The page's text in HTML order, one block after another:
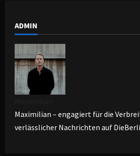
ADMIN
Maximilian – engagiert für die
verlässlicher Nachrichten auf